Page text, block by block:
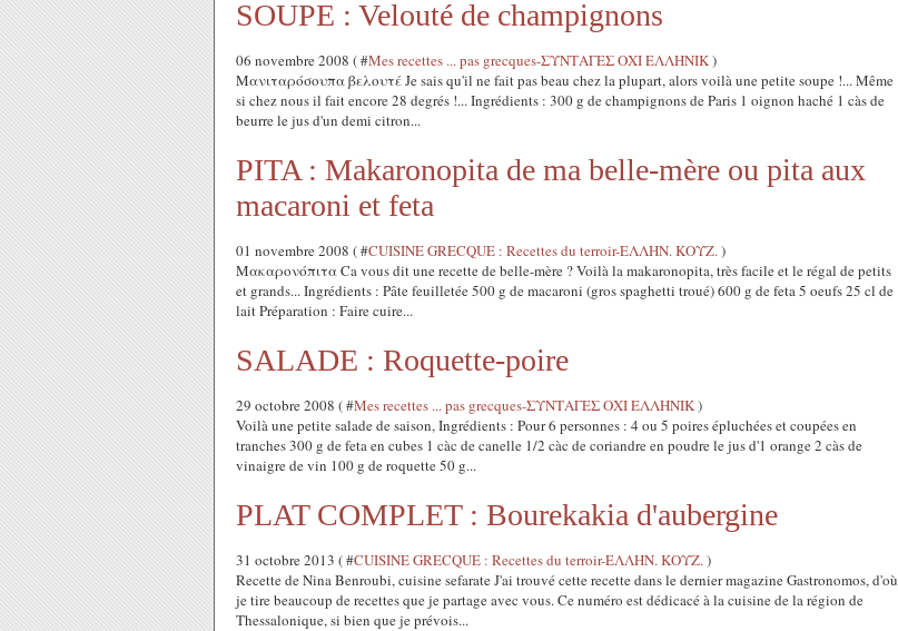
SOUPE : Velouté de champignons
06 novembre 2008 ( #Mes recettes ... pas grecques-ΣΥΝΤΑΓΕΣ ΟΧΙ ΕΛΛΗΝΙΚ)
Μανιταρόσουπα βελουτέ Je sais qu'il ne fait pas beau chez la plupart, alors voilà une petite soupe !... Même
si chez nous il fait encore 28 degrés !... Ingrédients : 300 g de champignons de Paris 1 oignon haché 1 càs de
beurre le jus d'un demi citron...
PITA : Makaronopita de ma belle-mère ou pita aux
macaroni et feta
01 novembre 2008 ( #CUISINE GRECQUE : Recettes du terroir-ΕΛΛΗΝ. ΚΟΥΖ.)
Μακαρονόπιτα Ca vous dit une recette de belle-mère ? Voilà la makaronopita, très facile et le régal de petits
et grands... Ingrédients : Pâte feuilletée 500 g de macaroni (gros spaghetti troué) 600 g de feta 5 oeufs 25 cl de
lait Préparation : Faire cuire...
SALADE : Roquette-poire
29 octobre 2008 ( #Mes recettes ... pas grecques-ΣΥΝΤΑΓΕΣ ΟΧΙ ΕΛΛΗΝΙΚ)
Voilà une petite salade de saison, Ingrédients : Pour 6 personnes : 4 ou 5 poires épluchées et coupées en
tranches 300 g de feta en cubes 1 càc de canelle 1/2 càc de coriandre en poudre le jus d'1 orange 2 càs de
vinaigre de vin 100 g de roquette 50 g...
PLAT COMPLET : Bourekakia d'aubergine
31 octobre 2013 ( #CUISINE GRECQUE : Recettes du terroir-ΕΛΛΗΝ. ΚΟΥΖ.)
Recette de Nina Benroubi, cuisine sefarate J'ai trouvé cette recette dans le dernier magazine Gastronomos, d'où
je tire beaucoup de recettes que je partage avec vous. Ce numéro est dédicacé à la cuisine de la région de
Thessalonique, si bien que je prévois...